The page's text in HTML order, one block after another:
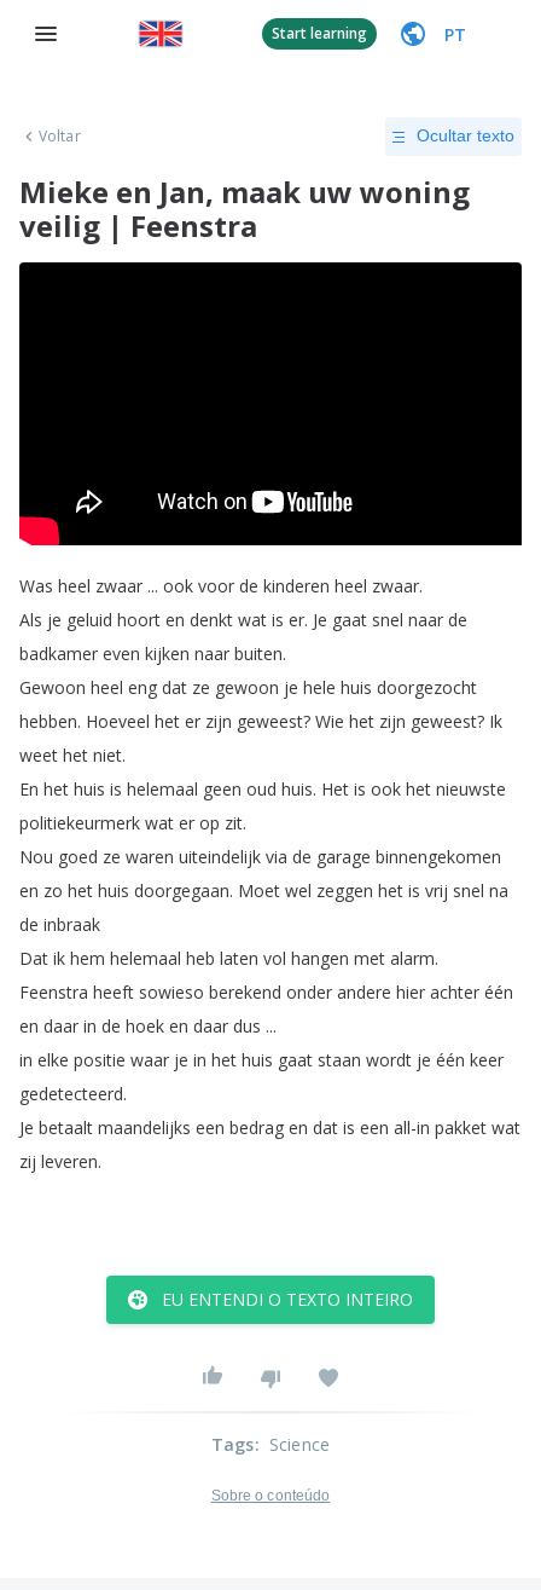
Start learning PT
Voltar Ocultar texto
Mieke en Jan, maak uw woning
veilig | Feenstra
Was heel zwaar ... ook voor de kinderen heel zwaar.
Als je geluid hoort en denkt wat is er. Je gaat snel naar de
badkamer even kijken naar buiten.
Gewoon heel eng dat ze gewoon je hele huis doorgezocht
hebben. Hoeveel het er zijn geweest? Wie het zijn geweest? Ik
weet het niet.
En het huis is helemaal geen oud huis. Het is ook het nieuwste
politiekeurmerk wat er op zit.
Nou goed ze waren uiteindelijk via de garage binnengekomen
en zo het huis doorgegaan. Moet wel zeggen het is vrij snel na
de inbraak
Dat ik hem helemaal heb laten vol hangen met alarm.
Feenstra heeft sowieso berekend onder andere hier achter één
en daar in de hoek en daar dus ...
in elke positie waar je in het huis gaat staan wordt je één keer
gedetecteerd.
Je betaalt maandelijks een bedrag en dat is een all-in pakket wat
zij leveren.
EU ENTENDI O TEXTO INTEIRO
Tags: Science
Sobre o conteúdo